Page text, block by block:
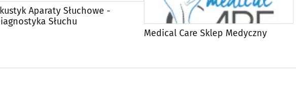
Aparaty Słuchowe -
Słuchu
Medical Care Sklep Medyczny